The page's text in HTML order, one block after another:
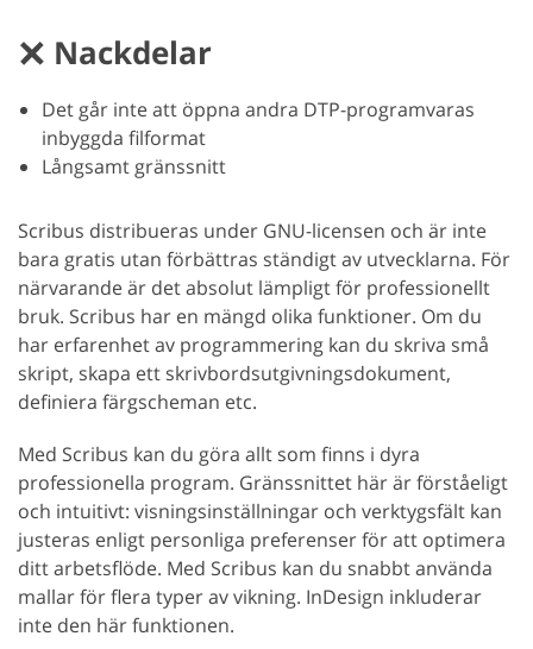
Nackdelar
Det går inte att öppna andra DTP-programvaras
inbyggda filformat
Långsamt gränssnitt
Scribus distribueras under GNU-licensen och är inte
bara gratis utan förbättras ständigt av utvecklarna. För
närvarande är det absolut lämpligt för professionellt
bruk. Scribus har en mängd olika funktioner. Om du
har erfarenhet av programmering kan du skriva små
skript, skapa ett skrivbordsutgivningsdokument,
definiera färgscheman etc.
Med Scribus kan du göra allt som finns i dyra
professionella program. Gränssnittet här är förståeligt
och intuitivt: visningsinställningar och verktygsfält kan
justeras enligt personliga preferenser för att optimera
ditt arbetsflöde. Med Scribus kan du snabbt använda
mallar för flera typer av vikning. InDesign inkluderar
inte den här funktionen.